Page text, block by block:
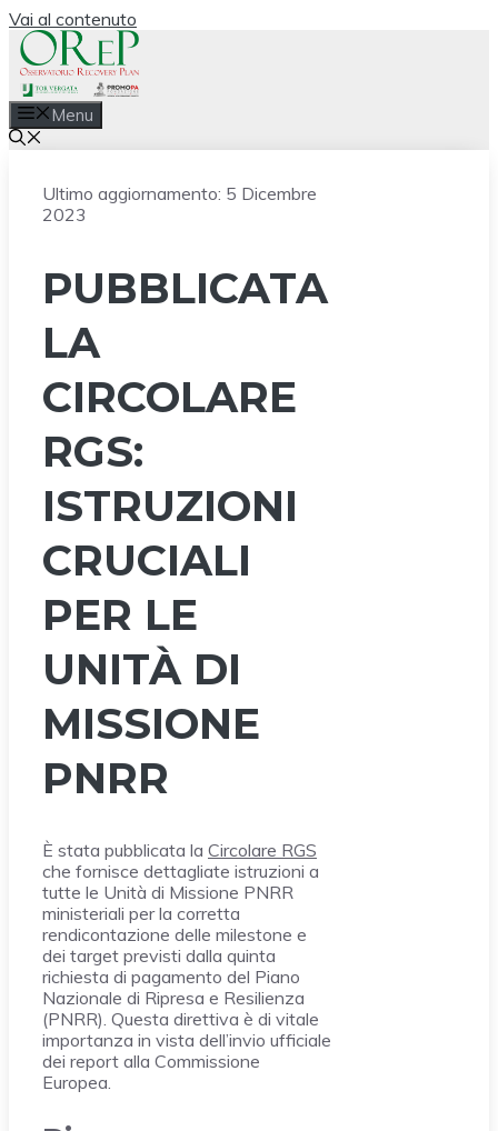
Vai al contenuto
Menu
Ultimo aggiornamento: 5 Dicembre
2023
PUBBLICATA
LA
CIRCOLARE
RGS:
ISTRUZIONI
CRUCIALI
PER LE
UNITÀ DI
MISSIONE
PNRR
È stata pubblicata la Circolare RGS
che fornisce dettagliate istruzioni a
tutte le Unità di Missione PNRR
ministeriali per la corretta
rendicontazione delle milestone e
dei target previsti dalla quinta
richiesta di pagamento del Piano
Nazionale di Ripresa e Resilienza
(PNRR). Questa direttiva è di vitale
importanza in vista dell’invio ufficiale
dei report alla Commissione
Europea.